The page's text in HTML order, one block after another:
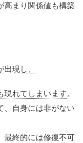
高まり関係値も構築
出現し、
現れてしまいます。
、自身には非がない
最終的には修復不可